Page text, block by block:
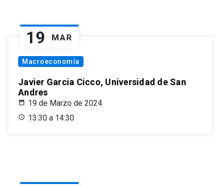
19 MAR
Macroeconomía
Javier Garcia Cicco, Universidad de San
Andres
19 de Marzo de 2024
13:30 a 14:30